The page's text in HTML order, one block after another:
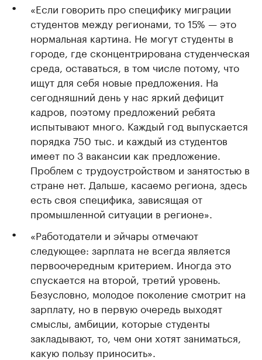
«Если говорить про специфику миграции
студентов между регионами, то 15% — это
нормальная картина. Не могут студенты в
городе, где сконцентрирована студенческая
среда, оставаться, в том числе потому, что
ищут для себя новые предложения. На
сегодняшний день у нас яркий дефицит
кадров, поэтому предложений ребята
испытывают много. Каждый год выпускается
порядка 750 тыс. и каждый из студентов
имеет по 3 вакансии как предложение.
Проблем с трудоустройством и занятостью в
стране нет. Дальше, касаемо региона, здесь
есть своя специфика, зависящая от
промышленной ситуации в регионе».
«Работодатели и эйчары отмечают
следующее: зарплата не всегда является
первоочередным критерием. Иногда это
спускается на второй, третий уровень.
Безусловно, молодое поколение смотрит на
зарплату, но в первую очередь выходят
смыслы, амбиции, которые студенты
закладывают, то, чем они хотят заниматься,
какую пользу приносить».